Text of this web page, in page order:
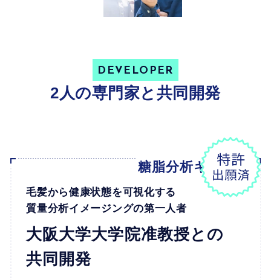
DEVELOPER
2人の専門家と共同開発
糖脂分析キット
毛髪から健康状態を可視化する
質量分析イメージングの第一人者
大阪大学大学院准教授との
共同開発